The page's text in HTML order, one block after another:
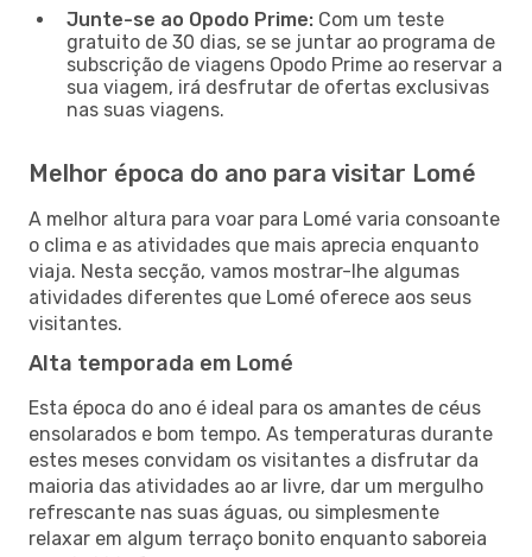
Junte-se ao Opodo Prime: Com um teste
gratuito de 30 dias, se se juntar ao programa de
subscrição de viagens Opodo Prime ao reservar a
sua viagem, irá desfrutar de ofertas exclusivas
nas suas viagens.
Melhor época do ano para visitar Lomé
A melhor altura para voar para Lomé varia consoante
o clima e as atividades que mais aprecia enquanto
viaja. Nesta secção, vamos mostrar-lhe algumas
atividades diferentes que Lomé oferece aos seus
visitantes.
Alta temporada em Lomé
Esta época do ano é ideal para os amantes de céus
ensolarados e bom tempo. As temperaturas durante
estes meses convidam os visitantes a disfrutar da
maioria das atividades ao ar livre, dar um mergulho
refrescante nas suas águas, ou simplesmente
relaxar em algum terraço bonito enquanto saboreia